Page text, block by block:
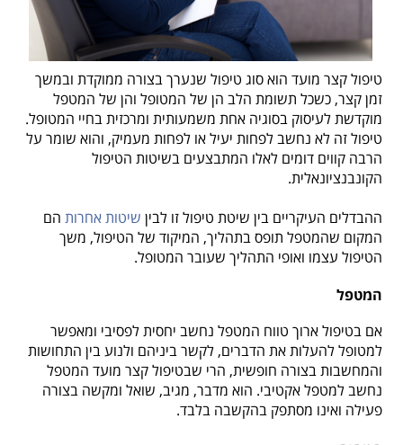
טיפול קצר מועד הוא סוג טיפול שנערך בצורה ממוקדת ובמשך
זמן קצר, כשכל תשומת הלב הן של המטופל והן של המטפל
מוקדשת לעיסוק בסוגיה אחת משמעותית ומרכזית בחיי המטופל.
טיפול זה לא נחשב לפחות יעיל או לפחות מעמיק, והוא שומר על
הרבה קווים דומים לאלו המתבצעים בשיטות הטיפול
הקונבנציונאלית.
ההבדלים העיקריים בין שיטת טיפול זו לבין שיטות אחרות הם
המקום שהמטפל תופס בתהליך, המיקוד של הטיפול, משך
הטיפול עצמו ואופי התהליך שעובר המטופל.
המטפל
אם בטיפול ארוך טווח המטפל נחשב יחסית לפסיבי ומאפשר
למטופל להעלות את הדברים, לקשר ביניהם ולנוע בין התחושות
והמחשבות בצורה חופשית, הרי שבטיפול קצר מועד המטפל
נחשב למטפל אקטיבי. הוא מדבר, מגיב, שואל ומקשה בצורה
פעילה ואינו מסתפק בהקשבה בלבד.